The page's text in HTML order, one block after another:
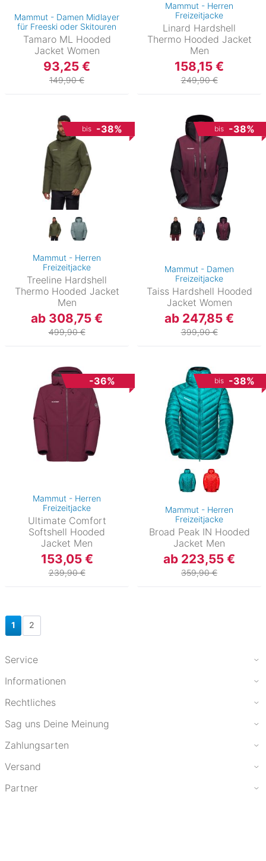
Mammut - Damen Midlayer
für Freeski oder Skitouren
Tamaro ML Hooded
Jacket Women
93,25 €
149,90 €
Mammut - Herren
Freizeitjacke
Linard Hardshell
Thermo Hooded Jacket
Men
158,15 €
249,90 €
bis -38%
Mammut - Herren
Freizeitjacke
Treeline Hardshell
Thermo Hooded Jacket
Men
ab 308,75 €
499,90 €
bis -38%
Mammut - Damen
Freizeitjacke
Taiss Hardshell Hooded
Jacket Women
ab 247,85 €
399,90 €
-36%
Mammut - Herren
Freizeitjacke
Ultimate Comfort
Softshell Hooded
Jacket Men
153,05 €
239,90 €
bis -38%
Mammut - Herren
Freizeitjacke
Broad Peak IN Hooded
Jacket Men
ab 223,55 €
359,90 €
1 2
Service
Informationen
Rechtliches
Sag uns Deine Meinung
Zahlungsarten
Versand
Partner